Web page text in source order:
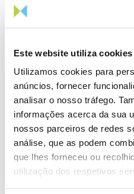
Este website utiliza cookies
Utilizamos cookies para
anúncios, fornecer
analisar o nosso tráfego.
informações acerca da sua
nossos parceiros de redes
análise, que as podem
que lhes forneceu ou
utilização dos respetivos
Data Crescente
617.15 Kb
Informação
Eletroprodutor
Publicação com
informação
2022-01-31 Eletricidade